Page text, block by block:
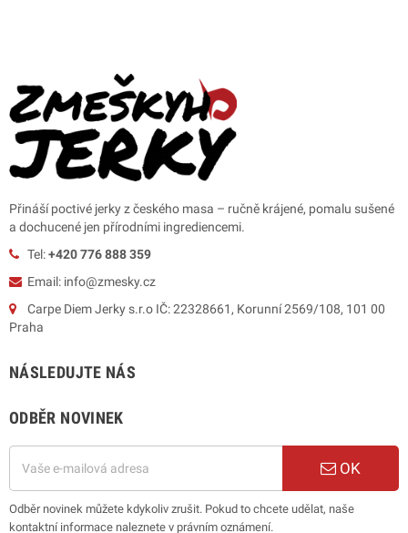
Přináší poctivé jerky z českého masa – ručně krájené, pomalu sušené
a dochucené jen přírodními ingrediencemi.
Tel:+420 776 888 359
Email: info@zmesky.cz
Carpe Diem Jerky s.r.o IČ: 22328661, Korunní 2569/108, 101 00
Praha
NÁSLEDUJTE NÁS
ODBĚR NOVINEK
OK
Odběr novinek můžete kdykoliv zrušit. Pokud to chcete udělat, naše
kontaktní informace naleznete v právním oznámení.